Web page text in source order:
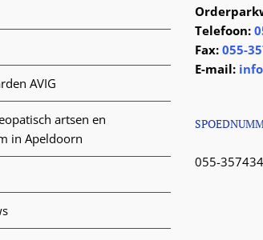
AVIG
artsen en
in Apeldoorn
Telefoon:
Fax: 055-
E-mail:
055-